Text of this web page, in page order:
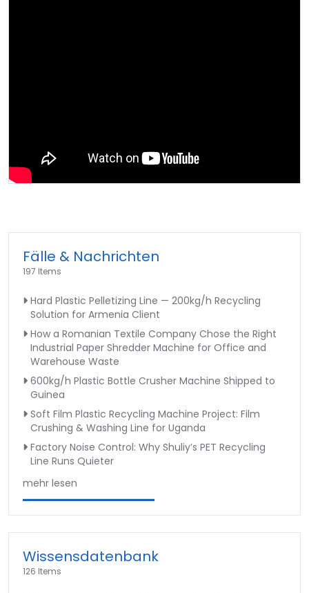
Fälle & Nachrichten
197 Items
Hard Plastic Pelletizing Line — 200kg/h Recycling
Solution for Armenia Client
How a Romanian Textile Company Chose the Right
Industrial Paper Shredder Machine for Office and
Warehouse Waste
600kg/h Plastic Bottle Crusher Machine Shipped to
Guinea
Soft Film Plastic Recycling Machine Project: Film
Crushing & Washing Line for Uganda
Factory Noise Control: Why Shuliy’s PET Recycling
Line Runs Quieter
mehr lesen
Wissensdatenbank
126 Items